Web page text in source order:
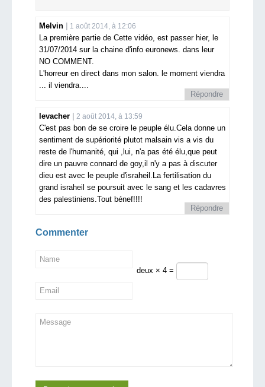
Melvin 1 août 2014, à 12:06
La première partie de Cette vidéo, est passer hier, le
31/07/2014 sur la chaine d'info euronews. dans leur
NO COMMENT.
L'horreur en direct dans mon salon. le moment viendra
... il viendra....
Répondre
levacher 2 août 2014, à 13:59
C'est pas bon de se croire le peuple élu.Cela donne un
sentiment de supériorité plutot malsain vis a vis du
reste de l'humanité, qui ,lui, n'a pas été élu,que peut
dire un pauvre connard de goy,il n'y a pas à discuter
dieu est avec le peuple d'israheil.La fertilisation du
grand israheil se poursuit avec le sang et les cadavres
des palestiniens.Tout bénef!!!!
Répondre
Commenter
deux × 4 =